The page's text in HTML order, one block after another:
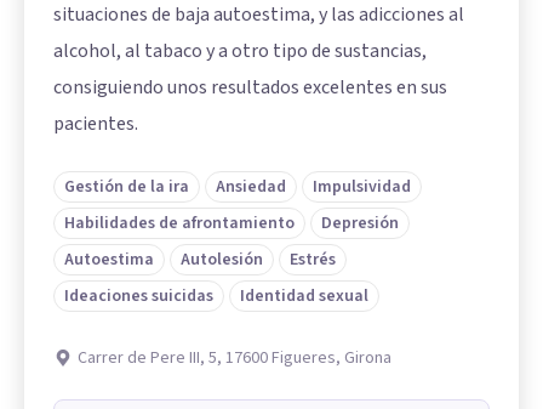
situaciones de baja autoestima, y las adicciones al
alcohol, al tabaco y a otro tipo de sustancias,
consiguiendo unos resultados excelentes en sus
pacientes.
Gestión de la ira Ansiedad
Impulsividad
Habilidades de afrontamiento
Depresión
Autoestima
Autolesión
Estrés
Ideaciones suicidas
Identidad sexual
Carrer de Pere III, 5, 17600 Figueres, Girona